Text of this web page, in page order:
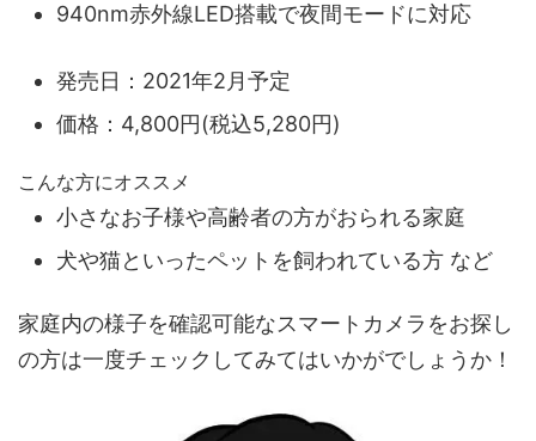
940nm赤外線LED搭載で夜間モードに対応
発売日：2021年2月予定
価格：4,800円(税込5,280円)
こんな方にオススメ
小さなお子様や高齢者の方がおられる家庭
犬や猫といったペットを飼われている方 など
家庭内の様子を確認可能なスマートカメラをお探し
の方は一度チェックしてみてはいかがでしょうか！